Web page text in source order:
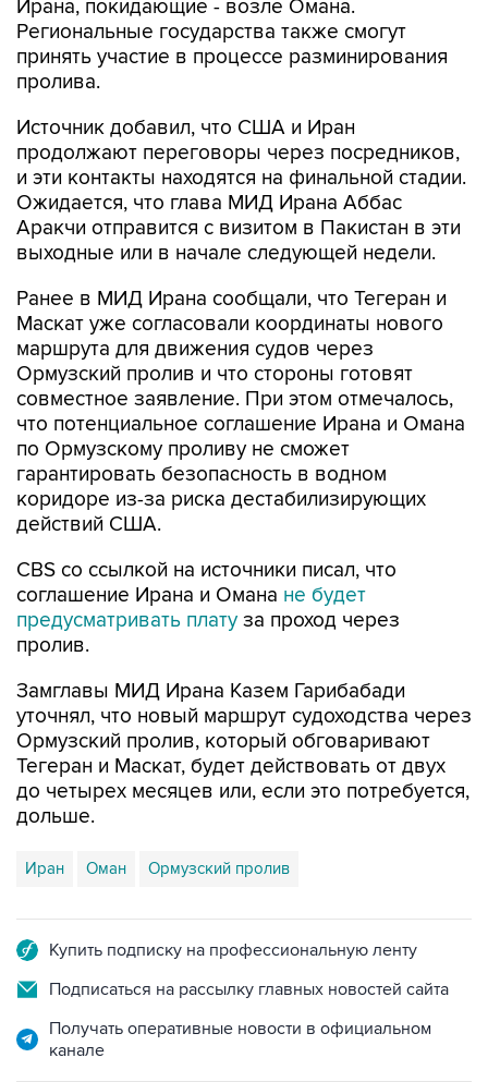
Ирана, покидающие - возле Омана.
Региональные государства также смогут
принять участие в процессе разминирования
пролива.
Источник добавил, что США и Иран
продолжают переговоры через посредников,
и эти контакты находятся на финальной стадии.
Ожидается, что глава МИД Ирана Аббас
Аракчи отправится с визитом в Пакистан в эти
выходные или в начале следующей недели.
Ранее в МИД Ирана сообщали, что Тегеран и
Маскат уже согласовали координаты нового
маршрута для движения судов через
Ормузский пролив и что стороны готовят
совместное заявление. При этом отмечалось,
что потенциальное соглашение Ирана и Омана
по Ормузскому проливу не сможет
гарантировать безопасность в водном
коридоре из-за риска дестабилизирующих
действий США.
CBS со ссылкой на источники писал, что
соглашение Ирана и Омана не будет
предусматривать плату за проход через
пролив.
Замглавы МИД Ирана Казем Гарибабади
уточнял, что новый маршрут судоходства через
Ормузский пролив, который обговаривают
Тегеран и Маскат, будет действовать от двух
до четырех месяцев или, если это потребуется,
дольше.
Иран Оман Ормузский пролив
Купить подписку на профессиональную ленту
Подписаться на рассылку главных новостей сайта
Получать оперативные новости в официальном
канале